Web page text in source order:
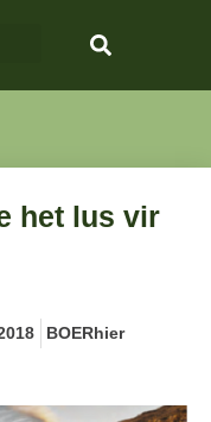
het lus vir
BOERhier